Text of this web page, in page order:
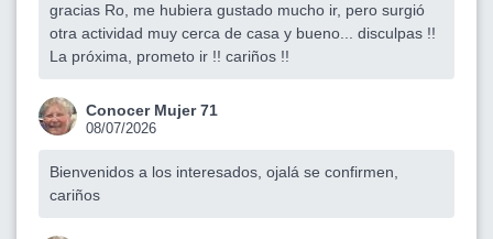
gracias Ro, me hubiera gustado mucho ir, pero surgió
otra actividad muy cerca de casa y bueno... disculpas !!
La próxima, prometo ir !! cariños !!
Conocer Mujer 71
08/07/2026
Bienvenidos a los interesados, ojalá se confirmen,
cariños